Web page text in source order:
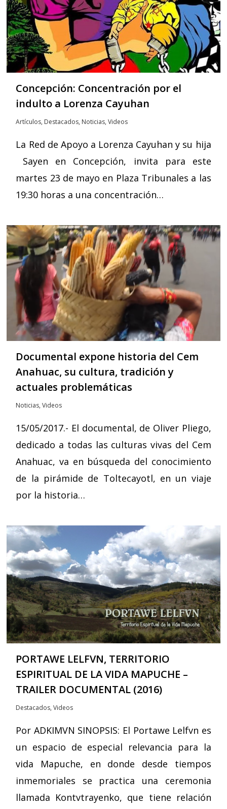
Concepción: Concentración por el
indulto a Lorenza Cayuhan
Artículos, Destacados, Noticias,Videos
La Red de Apoyo a Lorenza Cayuhan y su hija
Sayen en Concepción, invita para este
martes 23 de mayo en Plaza Tribunales a las
19:30 horas a una concentración…
Documental expone historia del Cem
Anahuac, su cultura, tradición y
actuales problemáticas
Noticias,Videos
15/05/2017.- El documental, de Oliver Pliego,
dedicado a todas las culturas vivas del Cem
Anahuac, va en búsqueda del conocimiento
de la pirámide de Toltecayotl, en un viaje
por la historia…
PORTAWE LELFVN, TERRITORIO
ESPIRITUAL DE LA VIDA MAPUCHE –
TRAILER DOCUMENTAL (2016)
Destacados,Videos
Por ADKIMVN SINOPSIS: El Portawe Lelfvn es
un espacio de especial relevancia para la
vida Mapuche, en donde desde tiempos
inmemoriales se practica una ceremonia
llamada Kontvtrayenko, que tiene relación